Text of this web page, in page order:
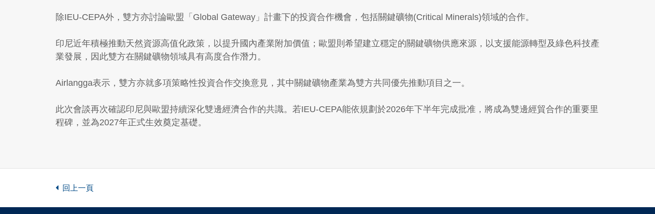
除IEU-CEPA外，雙方亦討論歐盟「Global Gateway」計畫下的投資合作機會，包括關鍵礦物(Critical Minerals)領域的合作。
印尼近年積極推動天然資源高值化政策，以提升國內產業附加價值；歐盟則希望建立穩定的關鍵礦物供應來源，以支援能源轉型及綠色科技產
業發展，因此雙方在關鍵礦物領域具有高度合作潛力。
Airlangga表示，雙方亦就多項策略性投資合作交換意見，其中關鍵礦物產業為雙方共同優先推動項目之一。
此次會談再次確認印尼與歐盟持續深化雙邊經濟合作的共識。若IEU-CEPA能依規劃於2026年下半年完成批准，將成為雙邊經貿合作的重要里
程碑，並為2027年正式生效奠定基礎。
回上一頁